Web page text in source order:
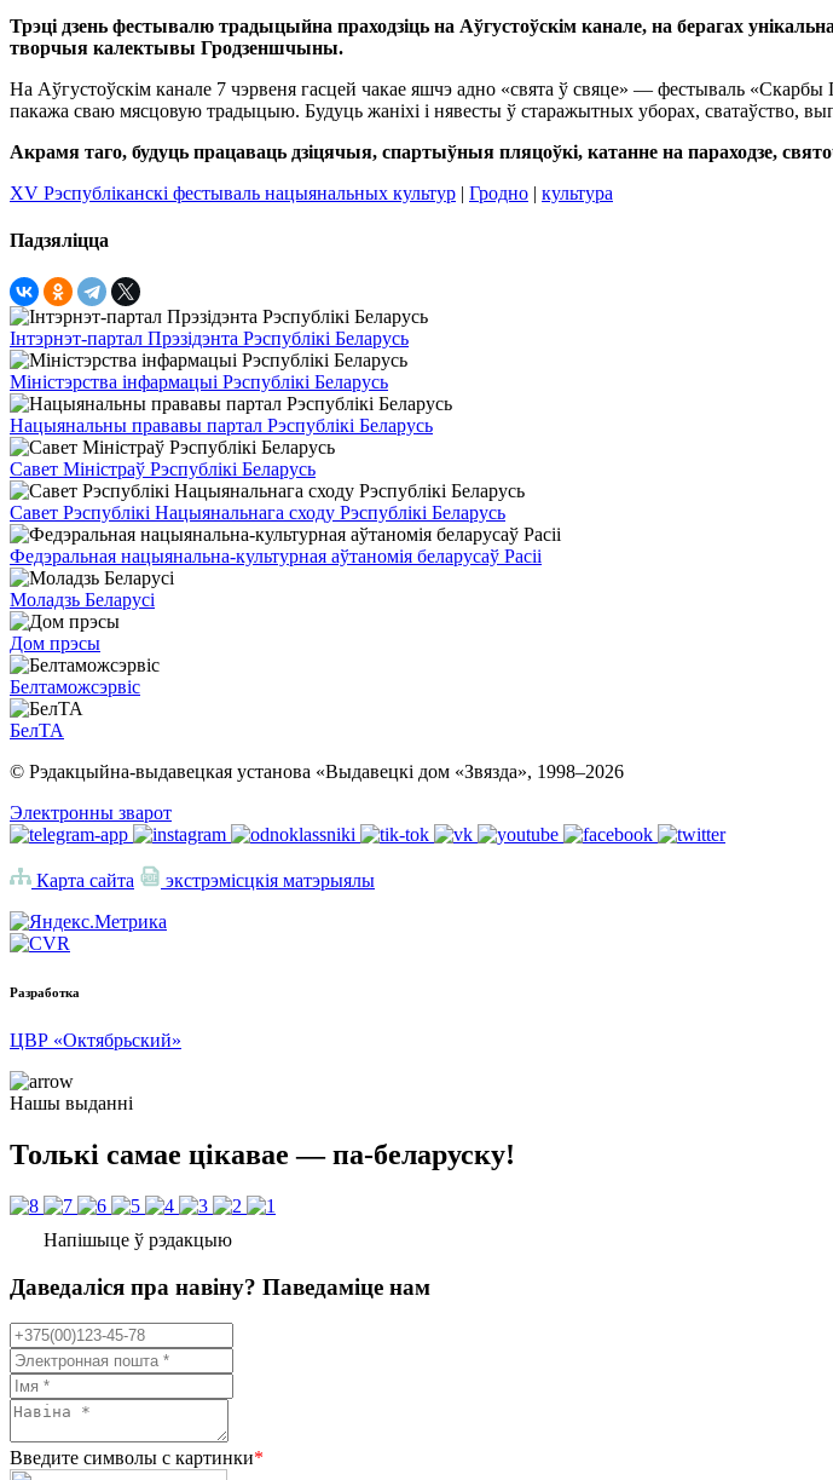
Трэці дзень фестывалю традыцыйна праходзіць на Аўгустоўскім канале, на берагах
творчыя калектывы Гродзеншчыны.
На Аўгустоўскім канале 7 чэрвеня гасцей чакае яшчэ адно «свята ў свяце» — фестываль
пакажа сваю мясцовую традыцыю. Будуць жаніхі і нявесты ў старажытных уборах, сватаўство,
Акрамя таго, будуць працаваць дзіцячыя, спартыўныя пляцоўкі, катанне на параходзе,
XV Рэспубліканскі фестываль нацыянальных культур | Гродно | культура
Падзяліцца
Інтэрнэт-партал Прэзідэнта Рэспублікі Беларусь
Міністэрства інфармацыі Рэспублікі Беларусь
Нацыянальны прававы партал Рэспублікі Беларусь
Савет Міністраў Рэспублікі Беларусь
Савет Рэспублікі Нацыянальнага сходу Рэспублікі Беларусь
Федэральная нацыянальна-культурная аўтаномія беларусаў Расіі
Моладзь Беларусі
Дом прэсы
Белтаможсэрвіс
БелТА
© Рэдакцыйна-выдавецкая установа «Выдавецкі дом «Звязда», 1998–2026
Электронны зварот
Карта сайта экстрэмісцкія матэрыялы
Разработка
ЦВР «Октябрьский»
Нашы выданні
Толькі самае цікавае — па-беларуску!
Напішыце ў рэдакцыю
Даведаліся пра навіну? Паведаміце нам
Введите символы с картинки*